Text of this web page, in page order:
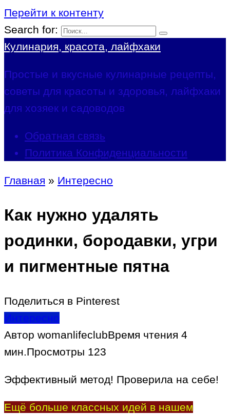
Перейти к контенту
Search for:
Кулинария, красота, лайфхаки
Простые и вкусные кулинарные рецепты,
советы для красоты и здоровья, лайфхаки
для хозяек и садоводов
Обратная связь
Политика Конфиденциальности
Главная » Интересно
Как нужно удалять
родинки, бородавки, угри
и пигментные пятна
Поделиться в Pinterest
Интересно
Автор womanlifeclubВремя чтения 4
мин.Просмотры 123
Эффективный метод! Проверила на себе!
Ещё больше классных идей в нашем